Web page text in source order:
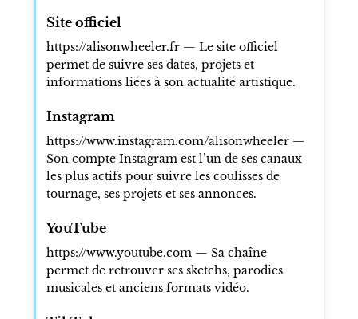
Site officiel
https://alisonwheeler.fr — Le site officiel
permet de suivre ses dates, projets et
informations liées à son actualité artistique.
Instagram
https://www.instagram.com/alisonwheeler —
Son compte Instagram est l’un de ses canaux
les plus actifs pour suivre les coulisses de
tournage, ses projets et ses annonces.
YouTube
https://www.youtube.com — Sa chaîne
permet de retrouver ses sketchs, parodies
musicales et anciens formats vidéo.